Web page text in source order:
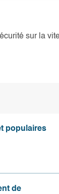
sur la
populaires
de